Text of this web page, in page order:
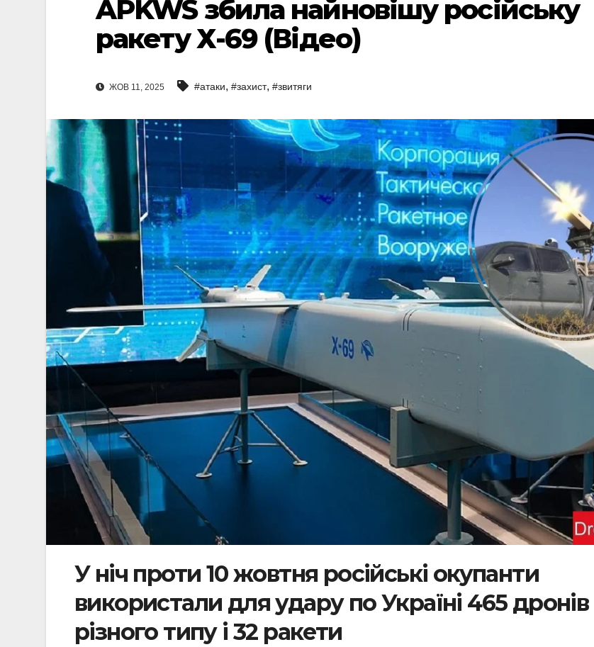
APKWS збила найновішу російську
ракету Х-69 (Відео)
ЖОВ 11, 2025 #атаки, #захист, #звитяги
У ніч проти 10 жовтня російські окупанти
використали для удару по Україні 465 дронів
різного типу і 32 ракети